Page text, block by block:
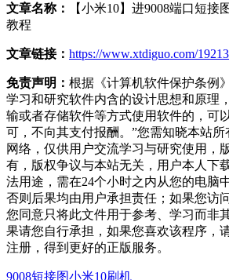
文章名称：
【小米10】进9008端口短接
教程
文章链接： https://www.xtdiguo.com/
免责声明： 根据《计算机软件保护条例
学习和研究软件内含的设计思想和原理
输或者存储软件等方式使用软件的，可
可，不向其支付报酬。”您需知晓本站
网络，仅供用户交流学习与研究使用，
有，版权争议与本站无关，用户本人下
法用途，需在24个小时之内从您的电脑
否则后果均由用户承担责任；如果您访
您同意只将此文件用于参考、学习而非
果请您自行承担，如果您喜欢该程序，
注册，得到更好的正版服务。
9008短接图小米10刷机